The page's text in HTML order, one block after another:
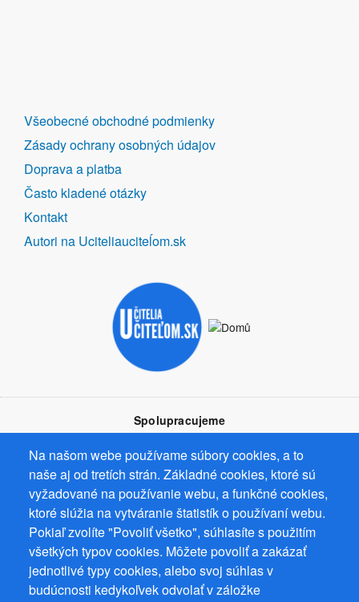
Na našom webe používame súbory cookies, a to
naše aj od tretích strán. Základné cookies, ktoré sú
vyžadované na používanie webu, a funkčné cookies,
ktoré slúžia na vytváranie štatistík o používaní webu.
Pokiaľ zvolíte "Povoliť všetko", súhlasíte s použitím
všetkých typov cookies. Môžete povoliť a zakázať
jednotlivé typy cookies, alebo svoj súhlas v
budúcnosti kedykoľvek odvolať v záložke
DALŠÍ
ODKAZY
Všeobecné obchodné podmienky
Zásady ochrany osobných údajov
Doprava a platba
Často kladené otázky
Kontakt
Autori na Uciteliauciteĺom.sk
Spolupracujeme
Prevádzkovateľ: Mgr. Bc. Žaneta Radimecká, MBA, Ostrov 256, 561
22 Ostrov, IČ 08993033, DIČ CZ9161263958
© 2026PuzzleWebss.r.o.